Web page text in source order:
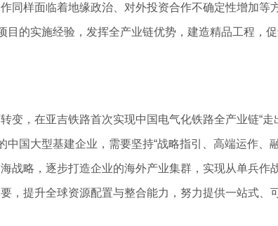
样面临着地缘政治、对外投资合作不确定性增加等
目的实施经验，发挥全产业链优势，建造精品工程，
，在亚吉铁路首次实现中国电气化铁路全产业链“走
国大型基建企业，需要坚持“战略指引、高端运作、
战略，逐步打造企业的海外产业集群，实现从单兵作
，提升全球资源配置与整合能力，努力提供一站式、